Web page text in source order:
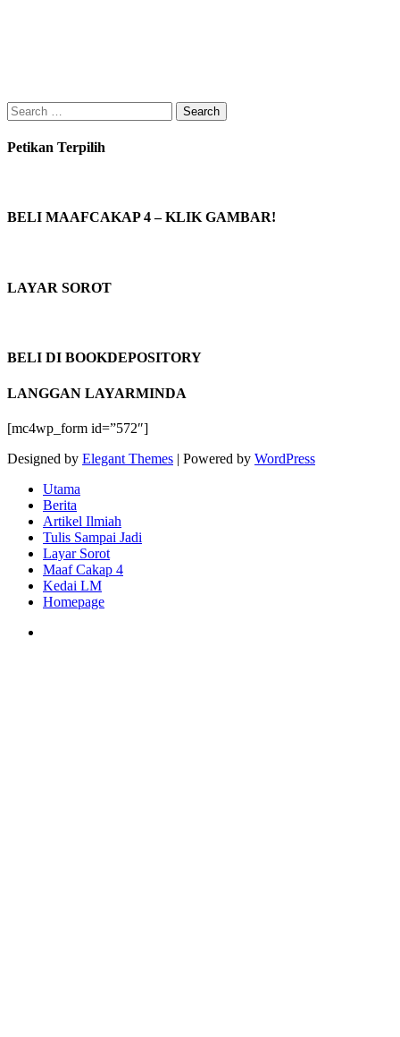
Search
for:
Petikan Terpilih
BELI MAAFCAKAP 4 – KLIK GAMBAR!
LAYAR SOROT
BELI DI BOOKDEPOSITORY
LANGGAN LAYARMINDA
[mc4wp_form id=”572″]
Designed by Elegant Themes | Powered by WordPress
Utama
Berita
Artikel Ilmiah
Tulis Sampai Jadi
Layar Sorot
Maaf Cakap 4
Kedai LM
Homepage